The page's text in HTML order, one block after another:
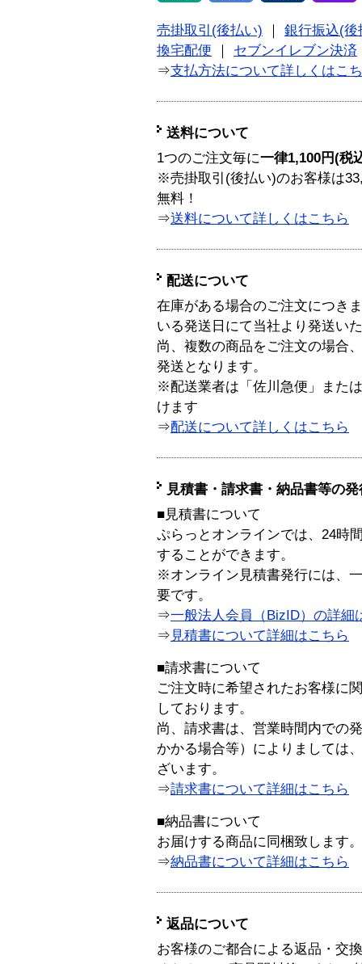
売掛取引(後払い)
銀行振込(後
換宅配便
セブンイレブン決済
⇒支払方法について詳しくはこ
送料について
1つのご注文毎に一律1,100円(税
※売掛取引(後払い)のお客様は
無料！
⇒送料について詳しくはこちら
配送について
在庫がある場合のご注文につき
いる発送日にて当社より発送い
尚、複数の商品をご注文の場合
発送となります。
※配送業者は「佐川急便」また
けます
⇒配送について詳しくはこちら
見積書・請求書・納品書等の
■見積書について
ぷらっとオンラインでは、24時
することができます。
※オンライン見積書発行には、
要です。
⇒一般法人会員（BizID）の詳細
⇒ 見積書について詳細はこちら
■請求書について
ご注文時に希望されたお客様に
しております。
尚、請求書は、営業時間内での
かかる場合等）によりましては
ざいます。
⇒請求書について詳細はこちら
■納品書について
お届けする商品に同梱致します。
⇒納品書について詳細はこちら
返品について
お客様のご都合による返品・交